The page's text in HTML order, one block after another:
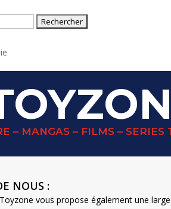
– MANGAS – FILMS – SERIES
NOUS :
vous propose également une